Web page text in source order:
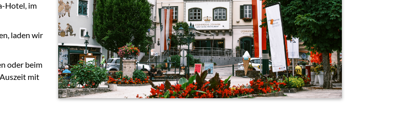
Hotel, im
laden wir
oder beim
mit